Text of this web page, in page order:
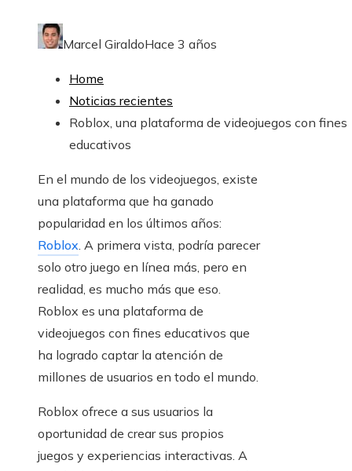
Marcel GiraldoHace 3 años
Home
Noticias recientes
Roblox, una plataforma de videojuegos con fines
educativos
En el mundo de los videojuegos, existe
una plataforma que ha ganado
popularidad en los últimos años:
Roblox. A primera vista, podría parecer
solo otro juego en línea más, pero en
realidad, es mucho más que eso.
Roblox es una plataforma de
videojuegos con fines educativos que
ha logrado captar la atención de
millones de usuarios en todo el mundo.
Roblox ofrece a sus usuarios la
oportunidad de crear sus propios
juegos y experiencias interactivas. A